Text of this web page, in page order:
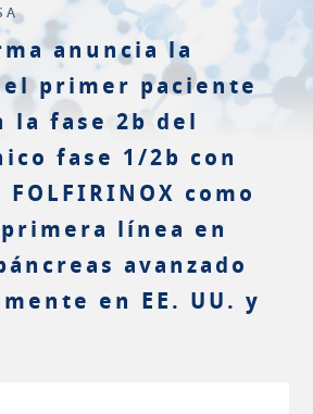
anuncia la
primer paciente
la fase 2b del
fase 1/2b con
FOLFIRINOX como
línea en
avanzado
en EE. UU. y